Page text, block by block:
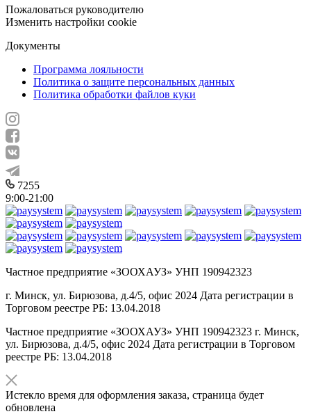
Пожаловаться руководителю
Изменить настройки cookie
Документы
Программа лояльности
Политика о защите персональных данных
Политика обработки файлов куки
7255
9:00-21:00
Частное предприятие «ЗООХАУЗ» УНП 190942323
г. Минск, ул. Бирюзова, д.4/5, офис 2024 Дата регистрации в
Торговом реестре РБ: 13.04.2018
Частное предприятие «ЗООХАУЗ» УНП 190942323 г. Минск,
ул. Бирюзова, д.4/5, офис 2024 Дата регистрации в Торговом
реестре РБ: 13.04.2018
Истекло время для оформления заказа, страница будет
обновлена